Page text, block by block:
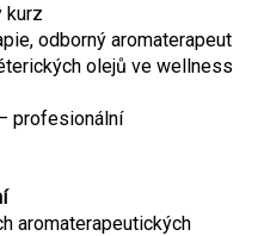
kurz
odborný aromaterapeut
olejů ve wellness
profesionální
aromaterapeutických